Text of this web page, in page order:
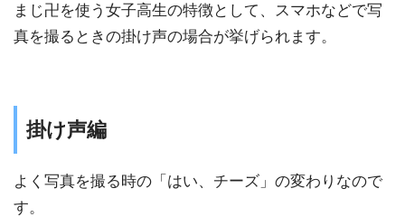
まじ卍を使う女子高生の特徴として、スマホなどで写
真を撮るときの掛け声の場合が挙げられます。
掛け声編
よく写真を撮る時の「はい、チーズ」の変わりなので
す。